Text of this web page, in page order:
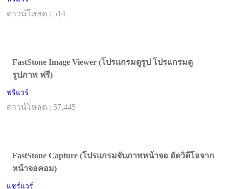
ดาวน์โหลด : 514
FastStone Image Viewer (โปรแกรมดูรูป โปรแกรมดู
รูปภาพ ฟรี)
ฟรีแวร์
ดาวน์โหลด : 57,445
FastStone Capture (โปรแกรมจับภาพหน้าจอ อัดวิดีโอจาก
หน้าจอคอม)
แชร์แวร์